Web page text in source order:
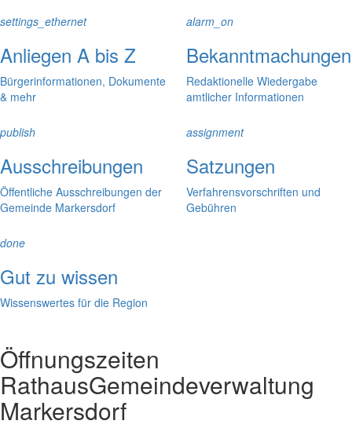
settings_ethernet
Anliegen A bis Z
Bürgerinformationen, Dokumente
& mehr
alarm_on
Bekanntmachungen
Redaktionelle Wiedergabe
amtlicher Informationen
publish
Ausschreibungen
Öffentliche Ausschreibungen der
Gemeinde Markersdorf
assignment
Satzungen
Verfahrensvorschriften und
Gebühren
done
Gut zu wissen
Wissenswertes für die Region
Öffnungszeiten
RathausGemeindeverwaltung
Markersdorf